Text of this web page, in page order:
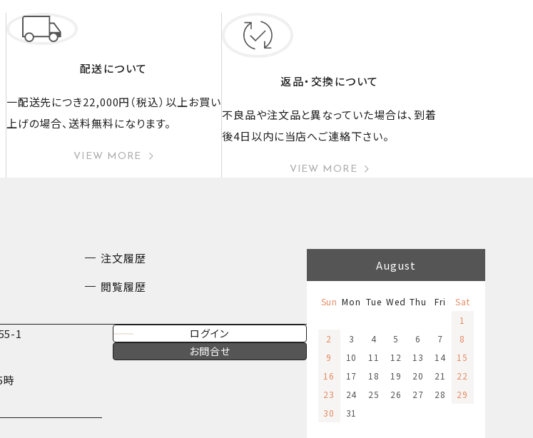
配送について
一配送先につき22,000円（税込）以上お買い
上げの場合、送料無料になります。
VIEW MORE
返品・交換について
不良品や注文品と異なっていた場合は、到着
後4日以内に当店へご連絡下さい。
VIEW MORE
注文履歴
閲覧履歴
1
時
ログイン
お問合せ
August
Sun Mon Tue Wed Thu Fri
Sat
1
2
3 4 5 6 7
8
9
10 11 12 13 14
15
16
17 18 19 20 21
22
23
24 25 26 27 28
29
30
31